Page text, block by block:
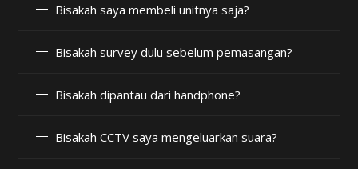
Bisakah saya membeli unitnya saja?
Bisakah survey dulu sebelum pemasangan?
Bisakah dipantau dari handphone?
Bisakah CCTV saya mengeluarkan suara?